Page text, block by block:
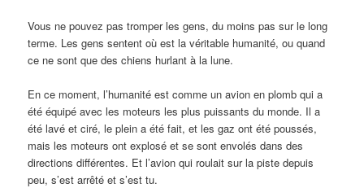
Vous ne pouvez pas tromper les gens, du moins pas sur le long
terme. Les gens sentent où est la véritable humanité, ou quand
ce ne sont que des chiens hurlant à la lune.
En ce moment, l’humanité est comme un avion en plomb qui a
été équipé avec les moteurs les plus puissants du monde. Il a
été lavé et ciré, le plein a été fait, et les gaz ont été poussés,
mais les moteurs ont explosé et se sont envolés dans des
directions différentes. Et l’avion qui roulait sur la piste depuis
peu, s’est arrêté et s’est tu.